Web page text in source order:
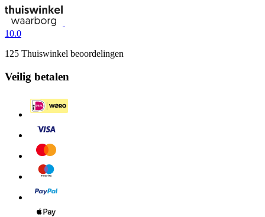
10.0
125 Thuiswinkel beoordelingen
Veilig betalen